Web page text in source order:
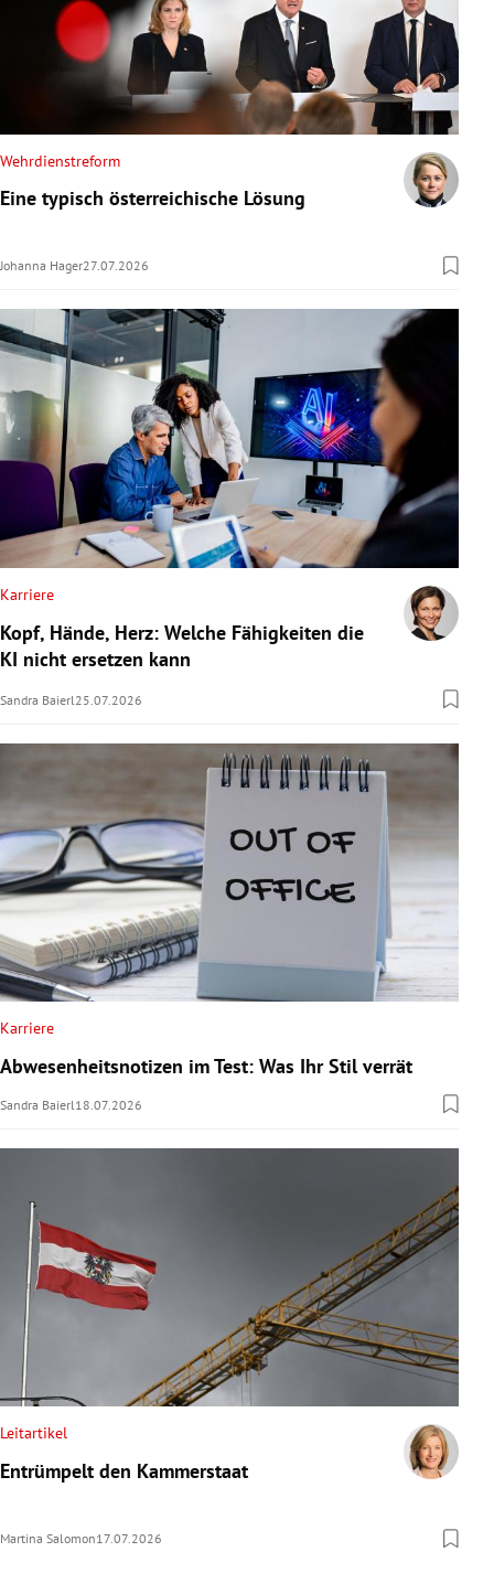
Wehrdienstreform
Eine typisch österreichische Lösung
Johanna Hager27.07.2026
Karriere
Kopf, Hände, Herz: Welche Fähigkeiten die
KI nicht ersetzen kann
Sandra Baierl 25.07.2026
Karriere
Abwesenheitsnotizen im Test: Was Ihr Stil verrät
Sandra Baierl 18.07.2026
Leitartikel
Entrümpelt den Kammerstaat
Martina Salomon17.07.2026